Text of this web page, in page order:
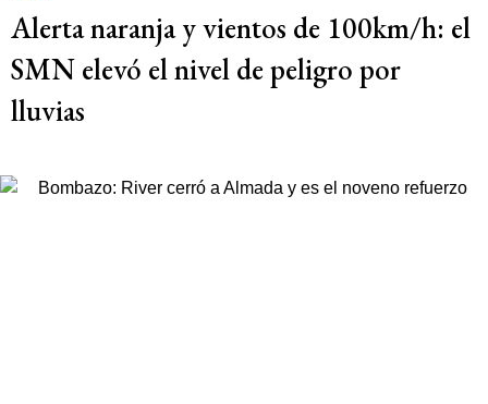
Alerta naranja y vientos de 100km/h: el
SMN elevó el nivel de peligro por
lluvias